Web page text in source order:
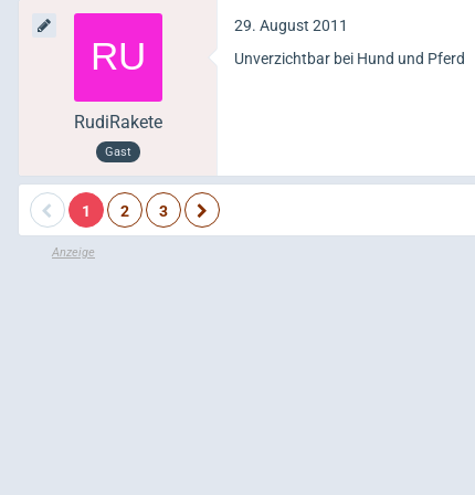
RudiRakete
Gast
29. August 2011
Unverzichtbar bei Hund und Pferd
1 2 3